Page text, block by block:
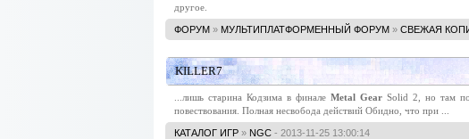
другое.
ФОРУМ » МУЛЬТИПЛАТФОРМЕННЫЙ ФОРУМ » СВЕЖАЯ
KILLER7
...лишь старина Кодзима в финале Metal Gear Solid 2, но там
повествования. Полная несвобода действий Обидно, что при ...
КАТАЛОГ ИГР » NGC - 2013-11-25 13:00:14